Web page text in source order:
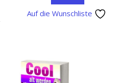
Auf die Wunschliste